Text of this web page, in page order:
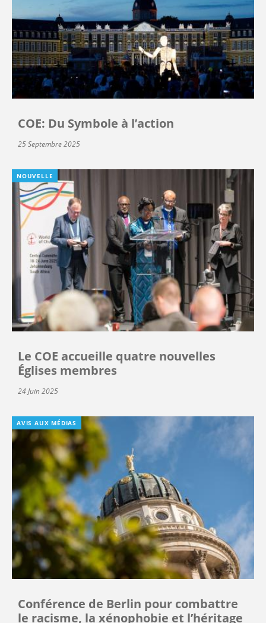
COE: Du Symbole à l’action
25 Septembre 2025
NOUVELLE
Le COE accueille quatre nouvelles
Églises membres
24 Juin 2025
AVIS AUX MÉDIAS
Conférence de Berlin pour combattre
le racisme, la xénophobie et l’héritage